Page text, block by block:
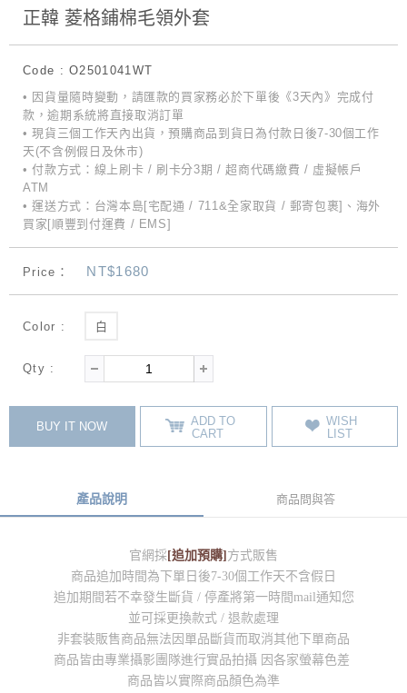
正韓 菱格鋪棉毛領外套
Code : O2501041WT
• 因貨量隨時變動，請匯款的買家務必於下單後《3天內》完成付
款，逾期系統將直接取消訂單
• 現貨三個工作天內出貨，預購商品到貨日為付款日後7-30個工作
天(不含例假日及休市)
• 付款方式：線上刷卡 / 刷卡分3期 / 超商代碼繳費 / 虛擬帳戶
ATM
• 運送方式：台灣本島[宅配通 / 711&全家取貨 / 郵寄包裹]、海外
買家[順豐到付運費 / EMS]
Price： NT$1680
Color : 白
Qty :
BUY IT NOW
ADD TO
CART
WISH
LIST
產品說明 商品問與答
官網採[追加預購]方式販售
商品追加時間為下單日後7-30個工作天不含假日
追加期間若不幸發生斷貨 / 停產將第一時間mail通知您
並可採更換款式 / 退款處理
非套裝販售商品無法因單品斷貨而取消其他下單商品
商品皆由專業攝影團隊進行實品拍攝 因各家螢幕色差
商品皆以實際商品顏色為準